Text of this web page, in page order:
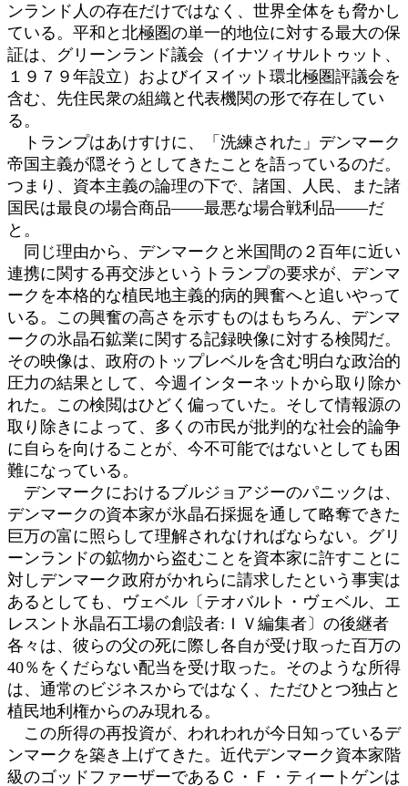
ンランド人の存在だけではなく、世界全体をも脅かし
ている。平和と北極圏の単一的地位に対する最大の保
証は、グリーンランド議会（イナツィサルトゥット、
１９７９年設立）およびイヌイット環北極圏評議会を
含む、先住民衆の組織と代表機関の形で存在してい
る。
トランプはあけすけに、「洗練された」デンマーク
帝国主義が隠そうとしてきたことを語っているのだ。
つまり、資本主義の論理の下で、諸国、人民、また諸
国民は最良の場合商品――最悪な場合戦利品――だ
と。
同じ理由から、デンマークと米国間の２百年に近い
連携に関する再交渉というトランプの要求が、デンマ
ークを本格的な植民地主義的病的興奮へと追いやって
いる。この興奮の高さを示すものはもちろん、デンマ
ークの氷晶石鉱業に関する記録映像に対する検閲だ。
その映像は、政府のトップレベルを含む明白な政治的
圧力の結果として、今週インターネットから取り除か
れた。この検閲はひどく偏っていた。そして情報源の
取り除きによって、多くの市民が批判的な社会的論争
に自らを向けることが、今不可能ではないとしても困
難になっている。
デンマークにおけるブルジョアジーのパニックは、
デンマークの資本家が氷晶石採掘を通して略奪できた
巨万の富に照らして理解されなければならない。グリ
ーンランドの鉱物から盗むことを資本家に許すことに
対しデンマーク政府がかれらに請求したという事実は
あるとしても、ヴェベル〔テオバルト・ヴェベル、エ
レスント氷晶石工場の創設者:ＩＶ編集者〕の後継者
各々は、彼らの父の死に際し各自が受け取った百万の
40％をくだらない配当を受け取った。そのような所得
は、通常のビジネスからではなく、ただひとつ独占と
植民地利権からのみ現れる。
この所得の再投資が、われわれが今日知っているデ
ンマークを築き上げてきた。近代デンマーク資本家階
級のゴッドファーザーであるＣ・Ｆ・ティートゲンは